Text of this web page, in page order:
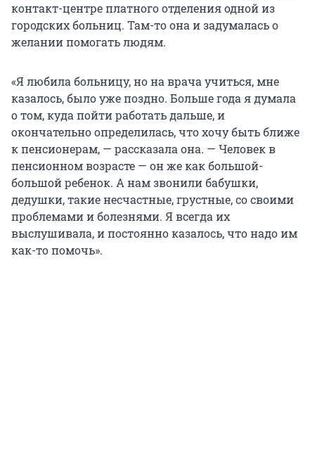
контакт-центре платного отделения одной из
городских больниц. Там-то она и задумалась о
желании помогать людям.
«Я любила больницу, но на врача учиться, мне
казалось, было уже поздно. Больше года я думала
о том, куда пойти работать дальше, и
окончательно определилась, что хочу быть ближе
к пенсионерам, — рассказала она. — Человек в
пенсионном возрасте — он же как большой-
большой ребенок. А нам звонили бабушки,
дедушки, такие несчастные, грустные, со своими
проблемами и болезнями. Я всегда их
выслушивала, и постоянно казалось, что надо им
как-то помочь».